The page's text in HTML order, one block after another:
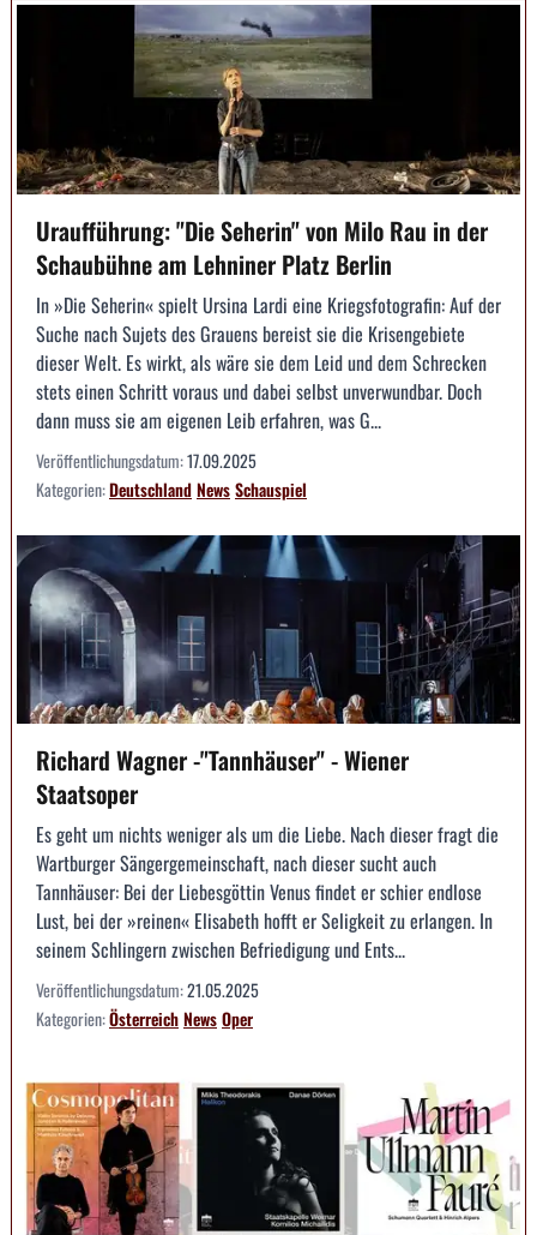
Uraufführung: "Die Seherin" von Milo Rau in der
Schaubühne am Lehniner Platz Berlin
In »Die Seherin« spielt Ursina Lardi eine Kriegsfotografin: Auf der
Suche nach Sujets des Grauens bereist sie die Krisengebiete
dieser Welt. Es wirkt, als wäre sie dem Leid und dem Schrecken
stets einen Schritt voraus und dabei selbst unverwundbar. Doch
dann muss sie am eigenen Leib erfahren, was G...
Veröffentlichungsdatum:17.09.2025
Kategorien:DeutschlandNewsSchauspiel
Richard Wagner -"Tannhäuser" - Wiener
Staatsoper
Es geht um nichts weniger als um die Liebe. Nach dieser fragt die
Wartburger Sängergemeinschaft, nach dieser sucht auch
Tannhäuser: Bei der Liebesgöttin Venus findet er schier endlose
Lust, bei der »reinen« Elisabeth hofft er Seligkeit zu erlangen. In
seinem Schlingern zwischen Befriedigung und Ents...
Veröffentlichungsdatum:21.05.2025
Kategorien:ÖsterreichNewsOper